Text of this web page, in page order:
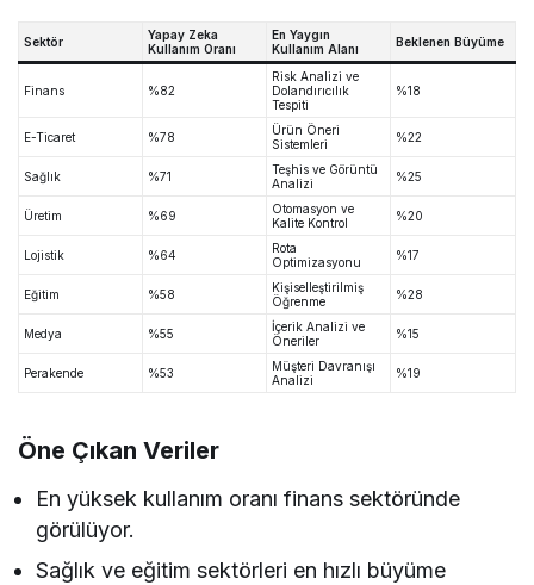
Sektör
Yapay Zeka
Kullanım Oranı
En Yaygın
Kullanım Alanı
Beklenen Büyüme
Finans %82
Risk Analizi ve
Dolandırıcılık
Tespiti
%18
E-Ticaret %78
Ürün Öneri
Sistemleri
%22
Sağlık %71
Teşhis ve Görüntü
Analizi
%25
Üretim %69
Otomasyon ve
Kalite Kontrol
%20
Lojistik %64
Rota
Optimizasyonu
%17
Eğitim %58
Kişiselleştirilmiş
Öğrenme
%28
Medya %55
İçerik Analizi ve
Öneriler
%15
Perakende %53
Müşteri Davranışı
Analizi
%19
Öne Çıkan Veriler
En yüksek kullanım oranı finans sektöründe
görülüyor.
Sağlık ve eğitim sektörleri en hızlı büyüme